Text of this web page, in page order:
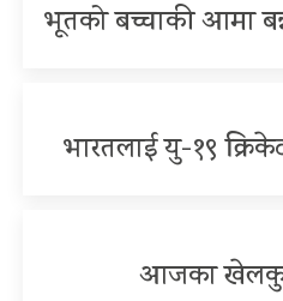
भूतको बच्चाकी आमा
भारतलाई यु-१९
आजका